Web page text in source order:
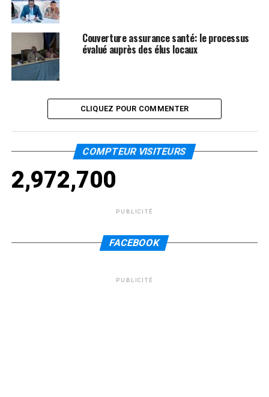
Couverture assurance santé: le processus
évalué auprès des élus locaux
CLIQUEZ POUR COMMENTER
COMPTEUR VISITEURS
2,972,700
PUBLICITÉ
FACEBOOK
PUBLICITÉ